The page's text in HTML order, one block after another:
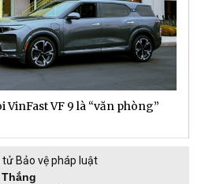
VinFast VF 9 là “văn phòng”
tử Bảo vệ pháp luật